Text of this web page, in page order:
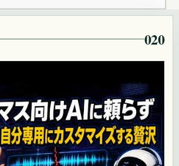
020